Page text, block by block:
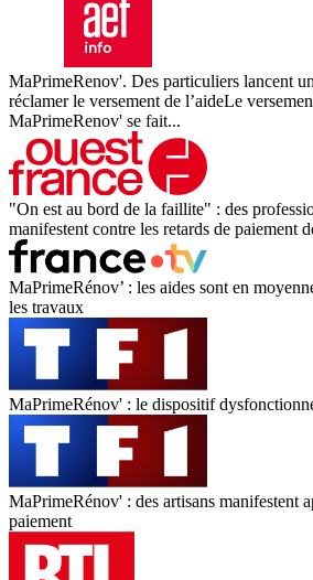
MaPrimeRenov'. Des particuliers lancent
réclamer le versement de l’aideLe
MaPrimeRenov' se fait...
"On est au bord de la faillite" : des
manifestent contre les retards de paiement
MaPrimeRénov’ : les aides sont en
les travaux
MaPrimeRénov' : le dispositif
MaPrimeRénov' : des artisans manifestent
paiement